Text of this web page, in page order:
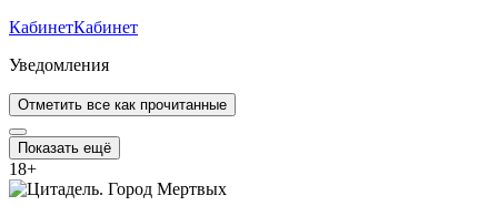
КабинетКабинет
Уведомления
Отметить все как прочитанные
Показать ещё
18+